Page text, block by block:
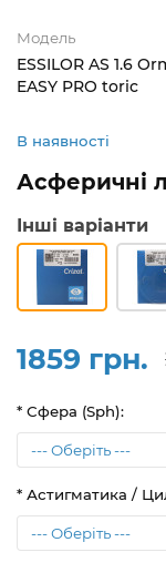
Модель
ESSILOR AS 1.6
EASY PRO toric
В наявності
Асферичні
Інші варіанти
1859 грн.
* Сфера (Sph):
* Астигматика /